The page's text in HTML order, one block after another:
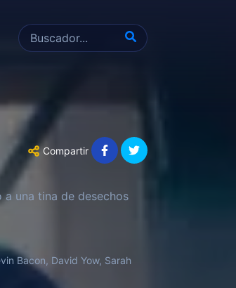
Compartir
una tina de desechos
Bacon, David Yow, Sarah